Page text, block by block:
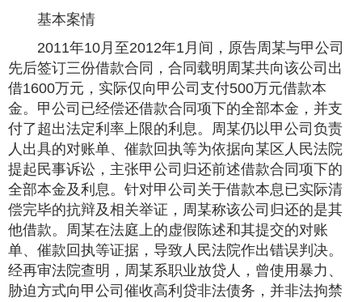
基本案情
2011年10月至2012年1月间，原告周某与甲公司
先后签订三份借款合同，合同载明周某共向该公司出
借1600万元，实际仅向甲公司支付500万元借款本
金。甲公司已经偿还借款合同项下的全部本金，并支
付了超出法定利率上限的利息。周某仍以甲公司负责
人出具的对账单、催款回执等为依据向某区人民法院
提起民事诉讼，主张甲公司归还前述借款合同项下的
全部本金及利息。针对甲公司关于借款本息已实际清
偿完毕的抗辩及相关举证，周某称该公司归还的是其
他借款。周某在法庭上的虚假陈述和其提交的对账
单、催款回执等证据，导致人民法院作出错误判决。
经再审法院查明，周某系职业放贷人，曾使用暴力、
胁迫方式向甲公司催收高利贷非法债务，并非法拘禁